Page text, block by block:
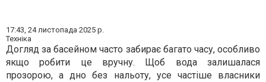
17:43, 24 листопада 2025 р.
Техніка
Догляд за басейном часто забирає багато часу, особливо
якщо робити це вручну. Щоб вода залишалася
прозорою, а дно без нальоту, усе частіше власники